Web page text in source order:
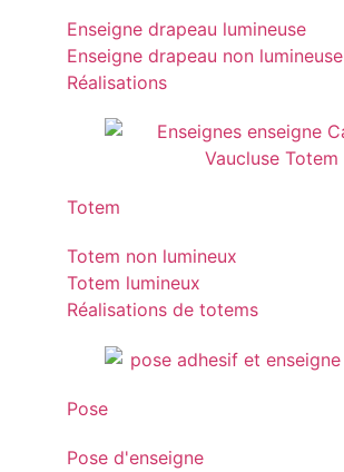
Enseigne drapeau lumineuse
Enseigne drapeau non lumineuse
Réalisations
Totem
Totem non lumineux
Totem lumineux
Réalisations de totems
Pose
Pose d'enseigne